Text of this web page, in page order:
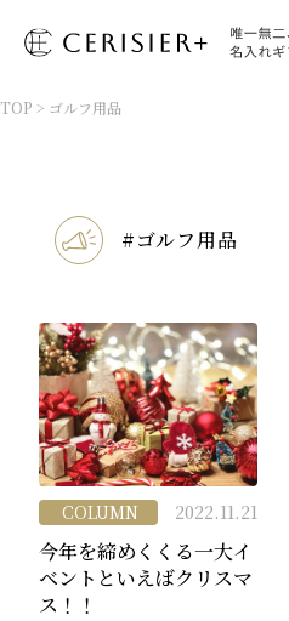
TOP > ゴルフ用品
#ゴルフ用品
COLUMN 2022.11.21
今年を締めくくる一大イ
ベントといえばクリスマ
ス！！